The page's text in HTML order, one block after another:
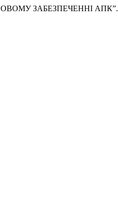
ЗАБЕЗПЕЧЕННІ АПК”.